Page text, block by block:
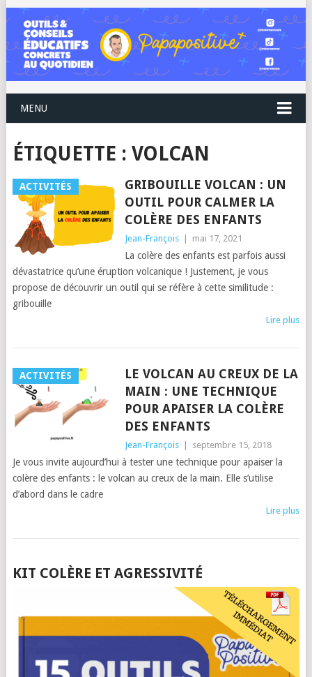
MENU
ÉTIQUETTE : VOLCAN
ACTIVITÉS
GRIBOUILLE VOLCAN : UN
OUTIL POUR CALMER LA
COLÈRE DES ENFANTS
Jean-François mai 17, 2021
La colère des enfants est parfois aussi
dévastatrice qu’une éruption volcanique ! Justement, je vous
propose de découvrir un outil qui se réfère à cette similitude :
gribouille
Lire plus
ACTIVITÉS
LE VOLCAN AU CREUX DE LA
MAIN : UNE TECHNIQUE
POUR APAISER LA COLÈRE
DES ENFANTS
Jean-François septembre 15, 2018
Je vous invite aujourd’hui à tester une technique pour apaiser la
colère des enfants : le volcan au creux de la main. Elle s’utilise
d’abord dans le cadre
Lire plus
POSTS
KIT COLÈRE ET AGRESSIVITÉ